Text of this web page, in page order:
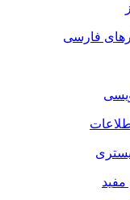
فارسی
مفید